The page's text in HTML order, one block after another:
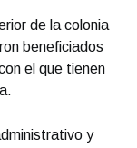
de la colonia
beneficiados
el que tienen
y